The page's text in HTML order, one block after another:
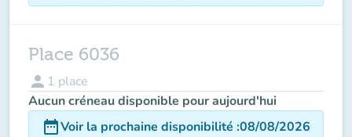
Place 6036
person 1 place
Aucun créneau disponible pour aujourd'hui
date_rangeVoir la prochaine disponibilité :08/08/2026